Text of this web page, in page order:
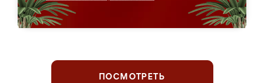
ПОСМОТРЕТЬ